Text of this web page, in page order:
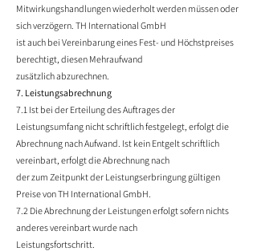
Mitwirkungshandlungen wiederholt werden müssen oder
sich verzögern. TH International GmbH
ist auch bei Vereinbarung eines Fest- und Höchstpreises
berechtigt, diesen Mehraufwand
zusätzlich abzurechnen.
7. Leistungsabrechnung
7.1 Ist bei der Erteilung des Auftrages der
Leistungsumfang nicht schriftlich festgelegt, erfolgt die
Abrechnung nach Aufwand. Ist kein Entgelt schriftlich
vereinbart, erfolgt die Abrechnung nach
der zum Zeitpunkt der Leistungserbringung gültigen
Preise von TH International GmbH.
7.2 Die Abrechnung der Leistungen erfolgt sofern nichts
anderes vereinbart wurde nach
Leistungsfortschritt.